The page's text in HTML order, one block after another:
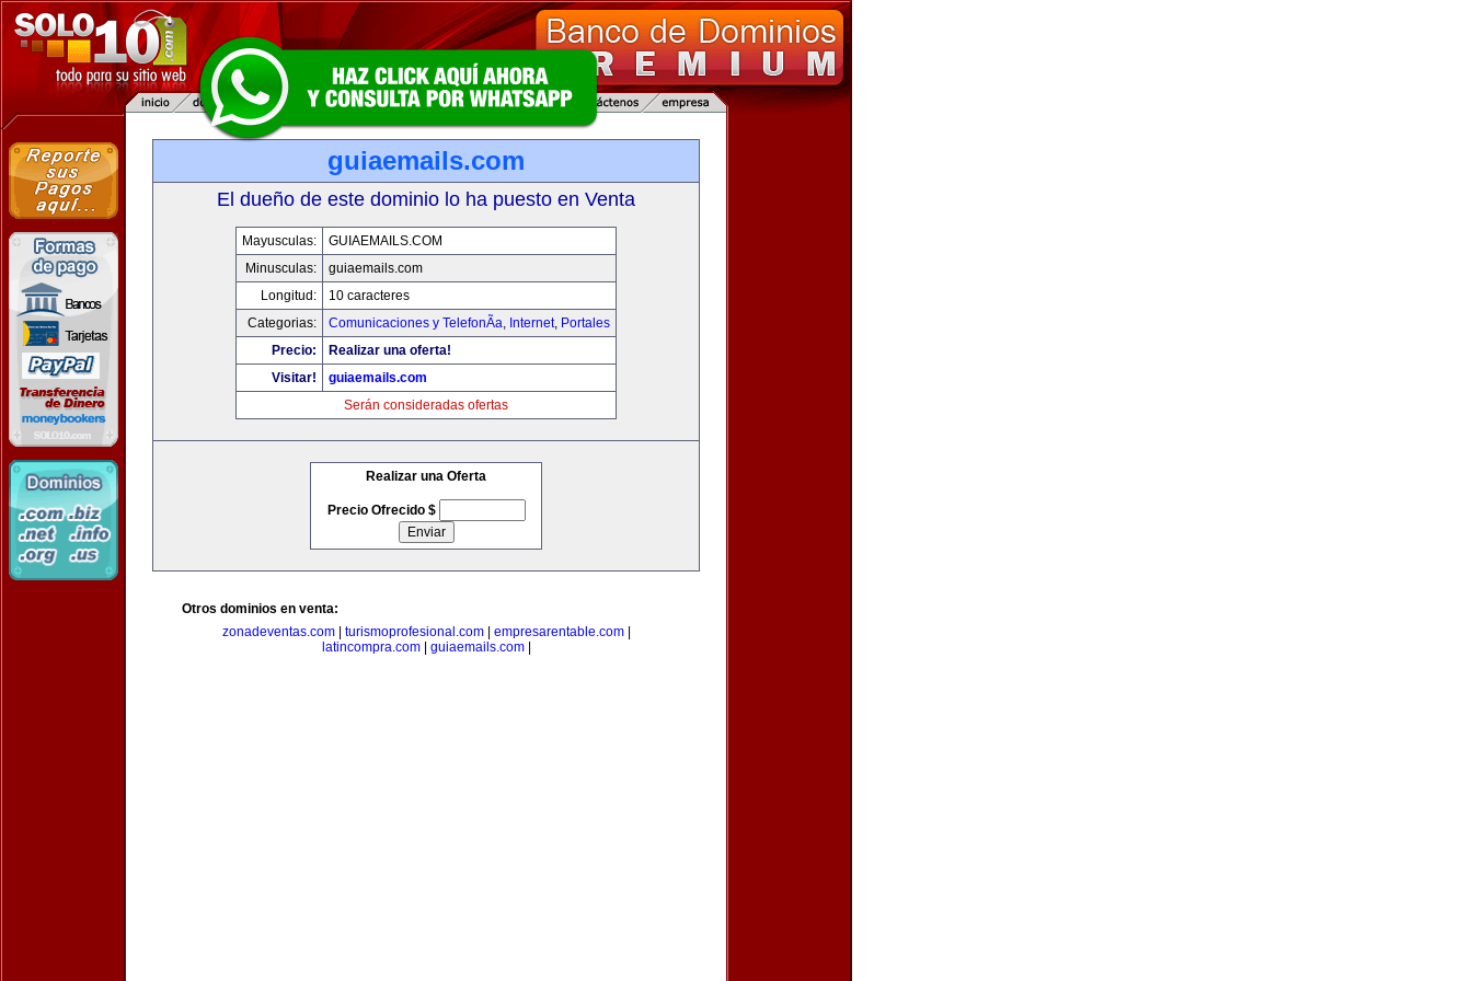
guiaemails.com
El dueño de este dominio lo ha puesto en Venta
Mayusculas:
GUIAEMAILS.COM
Minusculas:
guiaemails.com
Longitud:
10 caracteres
Categorias:
Comunicaciones y TelefonÃ­a, Internet, Portales
Precio:
Realizar una oferta!
Visitar!
guiaemails.com
Serán consideradas ofertas
Realizar una Oferta
Precio Ofrecido $
Otros dominios en venta:
zonadeventas.com| turismoprofesional.com| empresarentable.com|
latincompra.com| guiaemails.com|